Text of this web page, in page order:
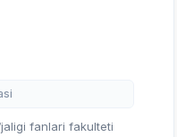
fanlari fakulteti